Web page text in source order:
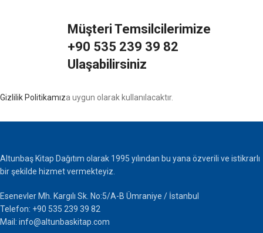
Müşteri Temsilcilerimize
+90 535 239 39 82
Ulaşabilirsiniz
Gizlilik Politikamıza uygun olarak kullanılacaktır.
Altunbaş Kitap Dağıtım olarak 1995 yılından bu yana özverili ve istikrarlı
bir şekilde hizmet vermekteyiz.
Esenevler Mh. Kargılı Sk. No:5/A-B Ümraniye / İstanbul
Telefon: +90 535 239 39 82
Mail: info@altunbaskitap.com